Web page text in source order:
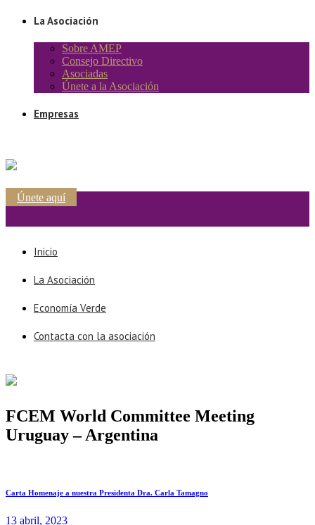
La Asociación
Sobre AMEP
Consejo Directivo
Asociadas
Únete a la Asociación
Empresas
Únete aquí
Inicio
La Asociación
Economía Verde
Contacta con la asociación
FCEM World Committee Meeting
Uruguay – Argentina
Carta Homenaje a nuestra Presidenta Dra. Carla Tamagno
13 abril, 2023